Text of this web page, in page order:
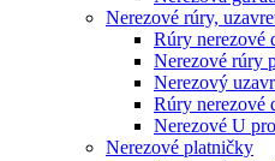
Nerezové rúry,
Rúry nerezové
Nerezové rúry
Nerezový
Rúry nerezové
Nerezové U
Nerezové platničky